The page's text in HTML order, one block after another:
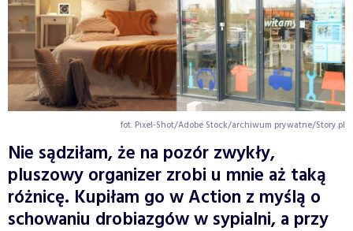
fot. Pixel-Shot/Adobe Stock/archiwum prywatne/Story.pl
Nie sądziłam, że na pozór zwykły,
pluszowy organizer zrobi u mnie aż taką
różnicę. Kupiłam go w Action z myślą o
schowaniu drobiazgów w sypialni, a przy